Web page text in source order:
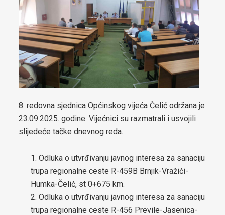
8. redovna sjednica Općinskog vijeća Čelić održana je
23.09.2025. godine. Vijećnici su razmatrali i usvojili
slijedeće tačke dnevnog reda.
Odluka o utvrđivanju javnog interesa za sanaciju
trupa regionalne ceste R-459B Brnjik-Vražići-
Humka-Čelić, st 0+675 km.
Odluka o utvrđivanju javnog interesa za sanaciju
trupa regionalne ceste R-456 Previle-Jasenica-
Strateški dokumenti
Statut općine Čelić
Službeni glasnici općine Čelić
Prostorni plan općine Čelić
Elaborat zaštite izvorišta
Integrirana Razvojna strategija Općine Čelić 2020 – 2025
Strategija razvoja Općine Čelić 2026 - 2034
Etički kodeks Općinskog vijeća Čelić
Pravilnik za omladinska udruženja